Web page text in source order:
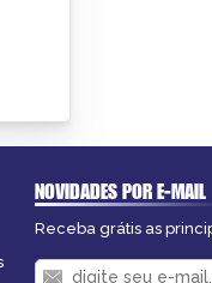
NOVIDADES POR E-MAIL
Receba grátis as